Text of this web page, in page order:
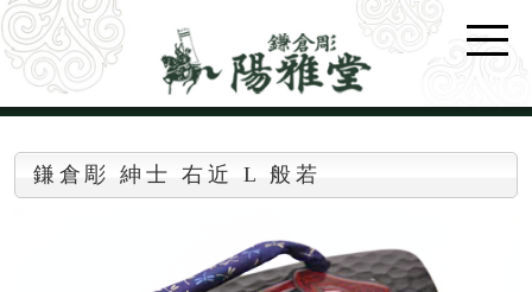
鎌倉彫 紳士 右近 L 般若